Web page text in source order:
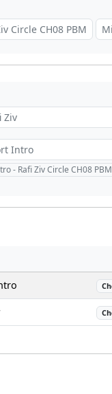
Circle CH08 PBM
Ziv
Intro
- Rafi Ziv Circle CH08 PBM